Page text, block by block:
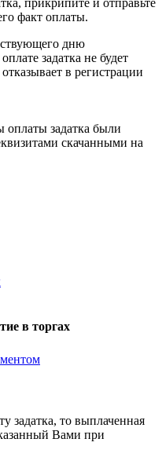
прикрипите и отправьте
факт оплаты.
дню
задатка не будет
в регистрации
оплаты задатка были
скачанными на
в торгах
задатка, то выплаченная
Вами при